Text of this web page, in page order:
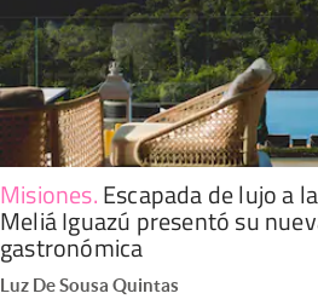
Misiones.Escapada de lujo a
Meliá Iguazú presentó su
gastronómica
Luz De Sousa Quintas